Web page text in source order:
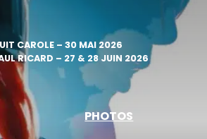
CAROLE – 30 MAI 2026
RICARD – 27 & 28 JUIN 2026
PHOTOS